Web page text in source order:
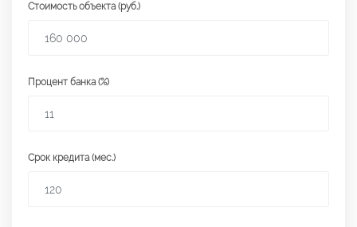
Стоимость объекта (руб.)
Процент банка (%)
Срок кредита (мес.)